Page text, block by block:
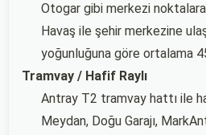
Otogar gibi merkezi noktalara
Havaş ile şehir merkezine
yoğunluğuna göre ortalama
Tramvay / Hafif Raylı
Antray T2 tramvay hattı ile
Meydan, Doğu Garajı,